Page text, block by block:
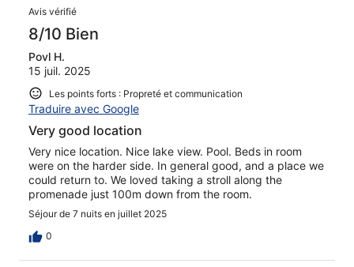
Avis vérifié
8/10 Bien
Povl H.
15 juil. 2025
Les points forts : Propreté et communication
Traduire avec Google
Very good location
Very nice location. Nice lake view. Pool. Beds in room
were on the harder side. In general good, and a place we
could return to. We loved taking a stroll along the
promenade just 100m down from the room.
Séjour de 7 nuits en juillet 2025
0